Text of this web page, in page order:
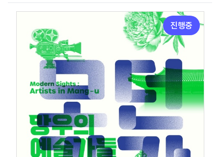
진행중